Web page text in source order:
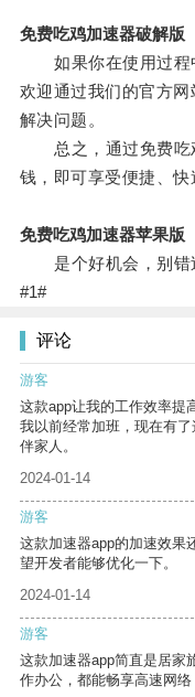
免费吃鸡加速器破解版
如果你在使用过程
欢迎通过我们的官方
解决问题。
总之，通过免费吃
钱，即可享受便捷、快
免费吃鸡加速器苹果版
是个好机会，别错
#1#
评论
游客
这款app让我的工作效率提
我以前经常加班，现在有
伴家人。
2024-01-14
游客
这款加速器app的加速效果
望开发者能够优化一下。
2024-01-14
游客
这款加速器app简直是居家
作办公，都能畅享高速网络